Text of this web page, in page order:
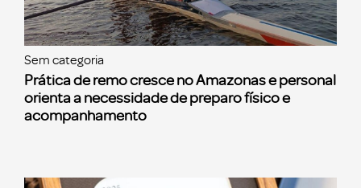
Sem categoria
Prática de remo cresce no Amazonas e personal
orienta a necessidade de preparo físico e
acompanhamento